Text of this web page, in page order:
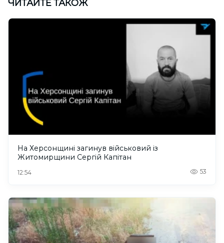
ЧИТАЙТЕ ТАКОЖ
На Херсонщині загинув військовий із
Житомирщини Сергій Капітан
12:54 53